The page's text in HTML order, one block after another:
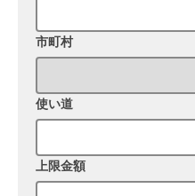
市町村
使い道
上限金額